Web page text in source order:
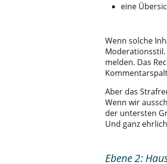
eine
Wenn solche
melden. Das
Aber das
Wenn wir
der untersten
Und ganz
Ebene 2: